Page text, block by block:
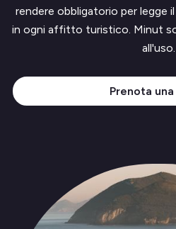
rendere obbligatorio per legge
in ogni affitto turistico. Minut
all'uso.
Prenota